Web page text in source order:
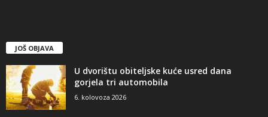
JOŠ OBJAVA
U dvorištu obiteljske kuće usred dana
gorjela tri automobila
6. kolovoza 2026